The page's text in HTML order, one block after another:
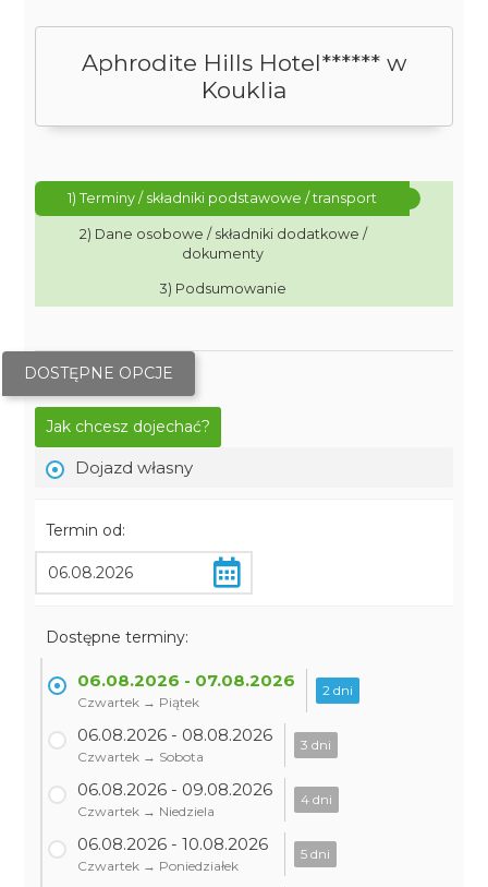
Aphrodite Hills Hotel****** w
Kouklia
1) Terminy / składniki podstawowe / transport
2) Dane osobowe / składniki dodatkowe /
dokumenty
3) Podsumowanie
DOSTĘPNE OPCJE
Jak chcesz dojechać?
Dojazd własny
Termin od:
Dostępne terminy:
06.08.2026 - 07.08.2026
Czwartek → Piątek
2 dni
06.08.2026 - 08.08.2026
Czwartek → Sobota
3 dni
06.08.2026 - 09.08.2026
Czwartek → Niedziela
4 dni
06.08.2026 - 10.08.2026
Czwartek → Poniedziałek
5 dni